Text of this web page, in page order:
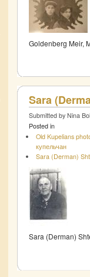
Goldenberg Meir,
Sara
Submitted by Nina
Posted in
Old Kupelians
купельчан
Sara (Derman)
Sara (Derman)